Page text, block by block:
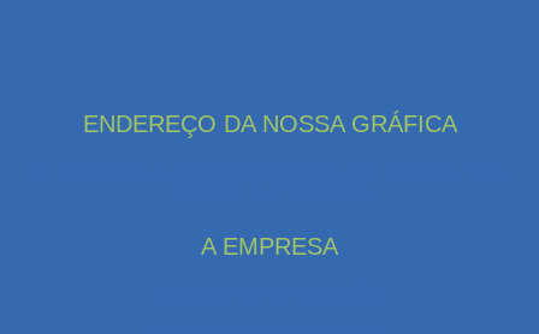
ENDEREÇO DA NOSSA GRÁFICA
A EMPRESA